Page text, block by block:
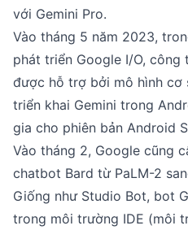
với Gemini Pro.
Vào tháng 5 năm 2023,
phát triển Google I/O,
được hỗ trợ bởi mô hình cơ
triển khai Gemini trong
gia cho phiên bản Android
Vào tháng 2, Google cũng
chatbot Bard từ PaLM-2
Giống như Studio Bot, bot
trong môi trường IDE (môi